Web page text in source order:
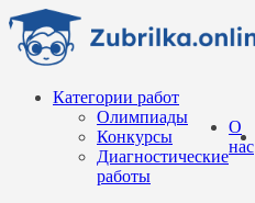
Перейти
содержанию
Категории работ
Олимпиады
Конкурсы
Диагностические
работы
О
нас